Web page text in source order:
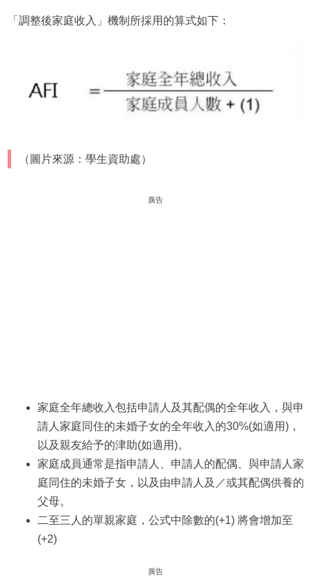
「調整後家庭收入」機制所採用的算式如下：
（圖片來源：學生資助處）
廣告
家庭全年總收入包括申請人及其配偶的全年收入，與申
請人家庭同住的未婚子女的全年收入的30%(如適用)，
以及親友給予的津助(如適用)。
家庭成員通常是指申請人、申請人的配偶、與申請人家
庭同住的未婚子女，以及由申請人及／或其配偶供養的
父母。
二至三人的單親家庭，公式中除數的(+1) 將會增加至
(+2)
廣告